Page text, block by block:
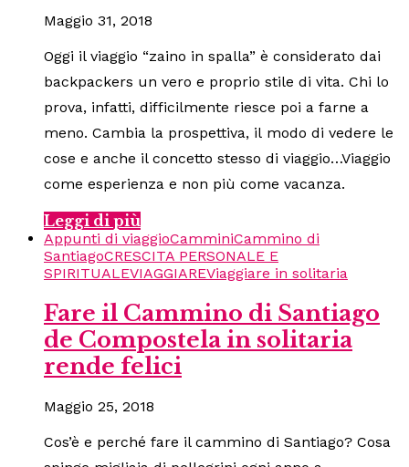
Maggio 31, 2018
Oggi il viaggio “zaino in spalla” è considerato dai
backpackers un vero e proprio stile di vita. Chi lo
prova, infatti, difficilmente riesce poi a farne a
meno. Cambia la prospettiva, il modo di vedere le
cose e anche il concetto stesso di viaggio…Viaggio
come esperienza e non più come vacanza.
Leggi di più
Appunti di viaggioCamminiCammino di
SantiagoCRESCITA PERSONALE E
SPIRITUALEVIAGGIAREViaggiare in solitaria
Fare il Cammino di Santiago
de Compostela in solitaria
rende felici
Maggio 25, 2018
Cos’è e perché fare il cammino di Santiago? Cosa